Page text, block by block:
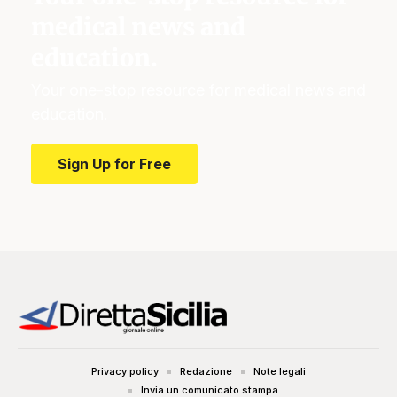
Sign Up for Free
Privacy policy Redazione
Note legali
Invia un comunicato stampa